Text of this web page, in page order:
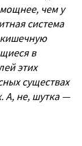
чем у
система
в
этих
существах
А, не, шутка —